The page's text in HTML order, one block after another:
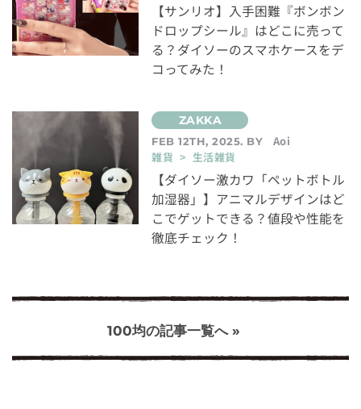
【サンリオ】入手困難『ボンボン
ドロップシール』はどこに売って
る？ダイソーのスマホケースをデ
コってみた！
FEB 12TH, 2025. BY
Aoi
雑貨 > 生活雑貨
【ダイソー激カワ「ペットボトル
加湿器」】アニマルデザインはど
こでゲットできる？値段や性能を
徹底チェック！
100均の記事一覧へ »